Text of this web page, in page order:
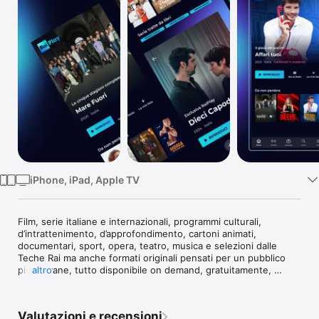
iPhone, iPad, Apple TV
Film, serie italiane e internazionali, programmi culturali,
d’intrattenimento, d’approfondimento, cartoni animati,
documentari, sport, opera, teatro, musica e selezioni dalle
Teche Rai ma anche formati originali pensati per un pubblico
più giovane, tutto disponibile on demand, gratuitamente,
altro